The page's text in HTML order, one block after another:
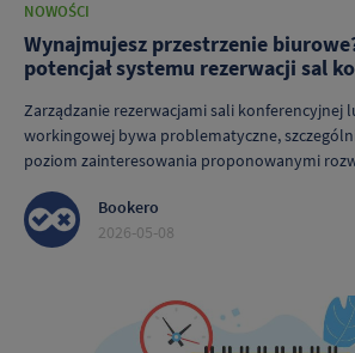
NOWOŚCI
Wynajmujesz przestrzenie
potencjał systemu rezerwacji sal
Zarządzanie rezerwacjami sali konferencyjnej
workingowej bywa problematyczne,
poziom zainteresowania proponowanymi
Bookero
2026-05-08